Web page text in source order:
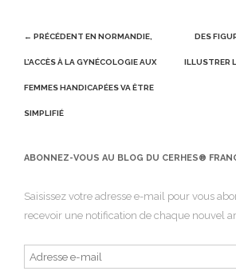
Post
navigation
← PRÉCÉDENT EN NORMANDIE,
L’ACCÈS À LA GYNÉCOLOGIE AUX
FEMMES HANDICAPÉES VA ÊTRE
SIMPLIFIÉ
DES
ILLUSTRER
ABONNEZ-VOUS AU BLOG DU CERHES®
Saisissez votre adresse e-mail pour vous
recevoir une notification de chaque nouvel
Adresse
e-